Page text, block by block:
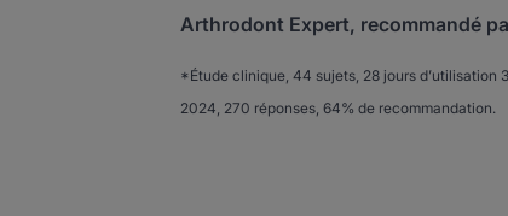
Arthrodont Expert, recommandé
*Étude clinique, 44 sujets, 28 jours d’utilisation
2024, 270 réponses, 64% de recommandation.